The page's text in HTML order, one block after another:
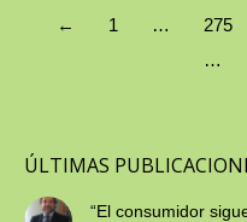
← 1 … 275
…
ÚLTIMAS
“El consumidor